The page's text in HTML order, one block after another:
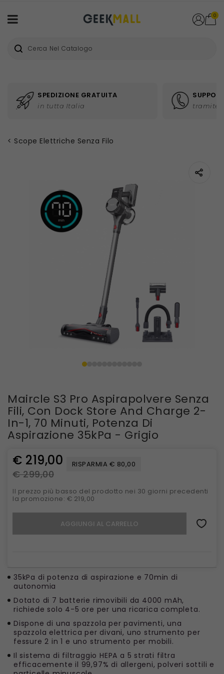
0
SPEDIZIONE GRATUITA
in tutta Italia tramite
Scope Elettriche Senza Filo
Maircle S3 Pro Aspirapolvere Senza
Fili, Con Dock Store And Charge 2-
In-1, 70 Minuti, Potenza Di
Aspirazione 35kPa - Grigio
€ 219,00
€ 299,00
RISPARMIA € 80,00
Il prezzo più basso del prodotto nei 30 giorni precedenti
la promozione: € 219,00
AGGIUNGI AL CARRELLO
35kPa di potenza di aspirazione e 70min di
autonomia
Dotato di 7 batterie rimovibili da 4000 mAh,
richiede solo 4-5 ore per una ricarica completa.
Dispone di una spazzola per pavimenti, una
spazzola elettrica per divani, uno strumento per
fessure 2 in 1 e uno strumento per mobili.
Il sistema di filtraggio HEPA a 5 strati filtra
efficacemente il 99,97% di allergeni, polveri sottili e